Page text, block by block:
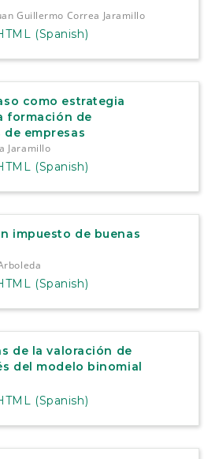
Guillermo Correa Jaramillo
(Spanish)
como estrategia
formación de
empresas
Jaramillo
(Spanish)
impuesto de buenas
(Spanish)
de la valoración de
del modelo binomial
(Spanish)